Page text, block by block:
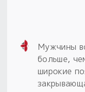
Мужчины
больше,
широкие